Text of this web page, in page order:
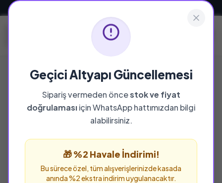
Geçici Altyapı Güncellemesi
Sipariş vermeden öncestok ve fiyat
doğrulamasıiçin WhatsApp hattımızdan bilgi
alabilirsiniz.
🎁 %2 Havale İndirimi!
Bu sürece özel, tüm alışverişlerinizde kasada
anında %2 ekstra indirim uygulanacaktır.
YAYINEVI
Oda Yayınları
Oda Yayınları yayınevine ait tüm eserleri bu
sayfada inceleyebilir ve güvenle sipariş